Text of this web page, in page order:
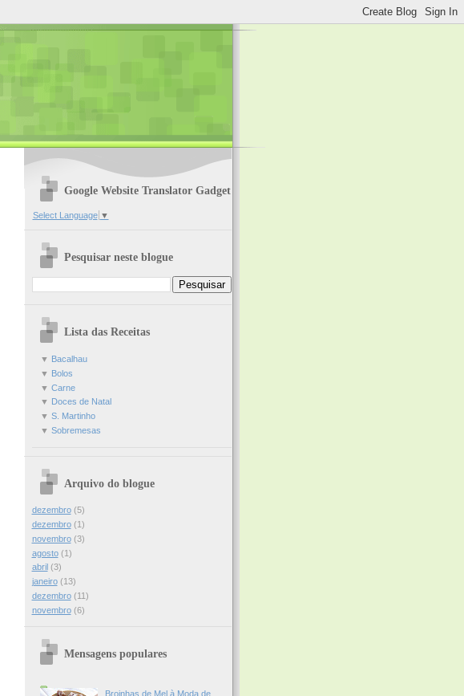
Google Website Translator Gadget
Select Language ▼
Pesquisar neste blogue
Lista das Receitas
▼ Bacalhau
▼ Bolos
▼ Carne
▼ Doces de Natal
▼ S. Martinho
▼ Sobremesas
Arquivo do blogue
dezembro(5)
dezembro(1)
novembro(3)
agosto(1)
abril (3)
janeiro(13)
dezembro(11)
novembro(6)
Mensagens populares
Broinhas de Mel à Moda de